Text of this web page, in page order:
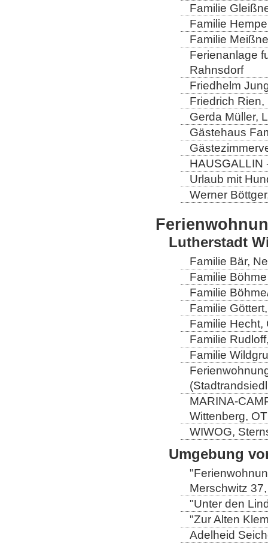
Familie
Familie
Familie
Ferienanlage
Rahnsdorf
Friedhelm
Friedrich
Gerda Müller,
Gästehaus
HAUSGALLIN
Urlaub mit
Werner
Lutherstadt
Familie Bär,
Familie
Familie
Familie
Familie Hecht,
Familie
Familie
MARINA-
Wittenberg,
WIWOG,
Umgebung
Merschwitz
"Unter den
"Zur Alten
Adelheid